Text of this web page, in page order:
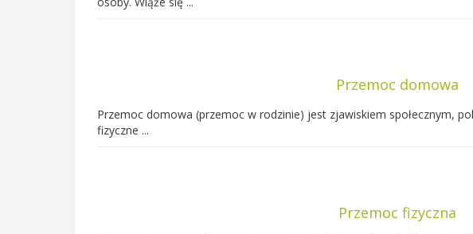
Przemoc domowa
Przemoc domowa (przemoc w rodzinie) jest zjawiskiem społecznym,
fizyczne ...
Przemoc fizyczna